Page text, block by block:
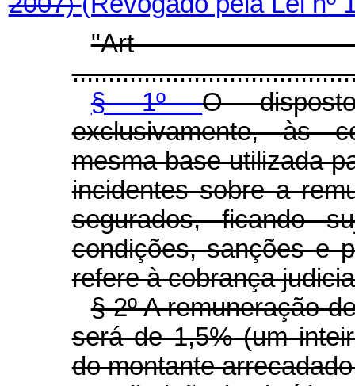
§ 1ºO
exclusivamente, às
mesma base utilizada
incidentes sobre a
segurados, ficando
condições, sanções e
refere à cobrança
§ 2º A remuneração
será de 1,5% (um
do montante